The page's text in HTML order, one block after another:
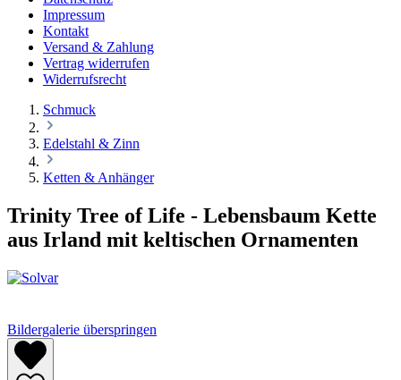
Impressum
Kontakt
Versand & Zahlung
Vertrag widerrufen
Widerrufsrecht
Schmuck
Edelstahl & Zinn
Ketten & Anhänger
Trinity Tree of Life - Lebensbaum Kette
aus Irland mit keltischen Ornamenten
Bildergalerie überspringen